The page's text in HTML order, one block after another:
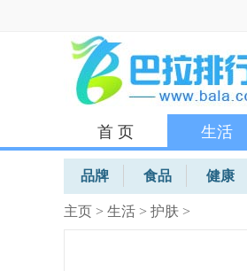
首 页 生活
体育
品牌 食品 健康
主页 > 生活 > 护肤 >